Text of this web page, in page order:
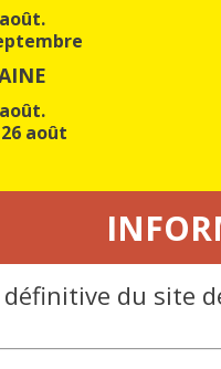
août
du site